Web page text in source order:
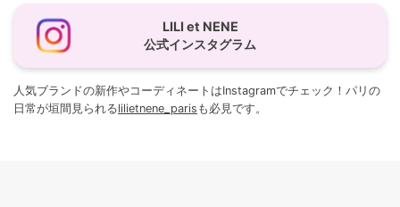
LILI et NENE
公式インスタグラム
人気ブランドの新作やコーディネートはInstagramでチェック！パリの
日常が垣間見られるlilietnene_paris も必見です。